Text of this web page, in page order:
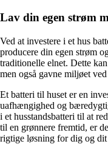
Lav din egen strøm
Ved at investere i et hus
producere din egen strøm
traditionelle elnet. Dette
men også gavne miljøet
Et batteri til huset er en
uafhængighed og
i et husstandsbatteri til at
til en grønnere fremtid, er
rigtige løsning for dig og dit